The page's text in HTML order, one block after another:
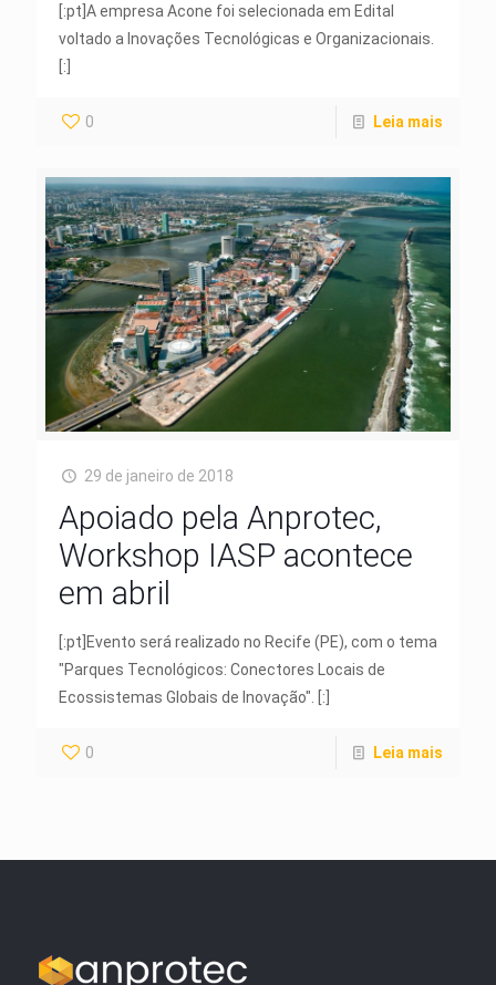
[:pt]A empresa Acone foi selecionada em Edital
voltado a Inovações Tecnológicas e Organizacionais.
[:]
0 Leia mais
29 de janeiro de 2018
Apoiado pela Anprotec,
Workshop IASP acontece
em abril
[:pt]Evento será realizado no Recife (PE), com o tema
"Parques Tecnológicos: Conectores Locais de
Ecossistemas Globais de Inovação". [:]
0 Leia mais